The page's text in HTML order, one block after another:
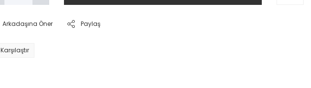
Arkadaşına Öner Paylaş
Karşılaştır